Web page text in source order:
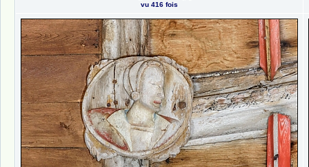
vu 416 fois